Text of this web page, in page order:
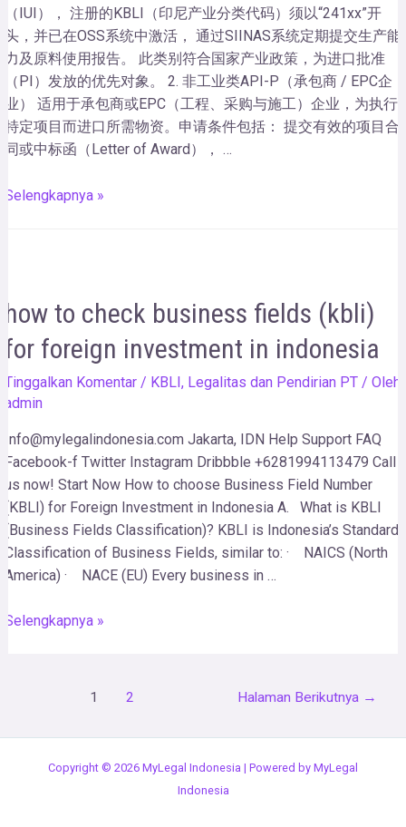
（IUI）， 注册的KBLI（印尼产业分类代码）须以“241xx”开
头，并已在OSS系统中激活， 通过SIINAS系统定期提交生产能
力及原料使用报告。 此类别符合国家产业政策，为进口批准
（PI）发放的优先对象。 2. 非工业类API-P（承包商 / EPC企
业） 适用于承包商或EPC（工程、采购与施工）企业，为执行
特定项目而进口所需物资。申请条件包括： 提交有效的项目合
同或中标函（Letter of Award）， …
Selengkapnya »
how to check business fields (kbli)
for foreign investment in indonesia
Tinggalkan Komentar / KBLI, Legalitas dan Pendirian PT/ Oleh
admin
Info@mylegalindonesia.com Jakarta, IDN Help Support FAQ
Facebook-f Twitter Instagram Dribbble +6281994113479 Call
us now! Start Now How to choose Business Field Number
(KBLI) for Foreign Investment in Indonesia A. What is KBLI
(Business Fields Classification)? KBLI is Indonesia’s Standard
Classification of Business Fields, similar to: · NAICS (North
America) · NACE (EU) Every business in …
Selengkapnya »
1 2 Halaman Berikutnya →
Copyright © 2026 MyLegal Indonesia | Powered by MyLegal
Indonesia